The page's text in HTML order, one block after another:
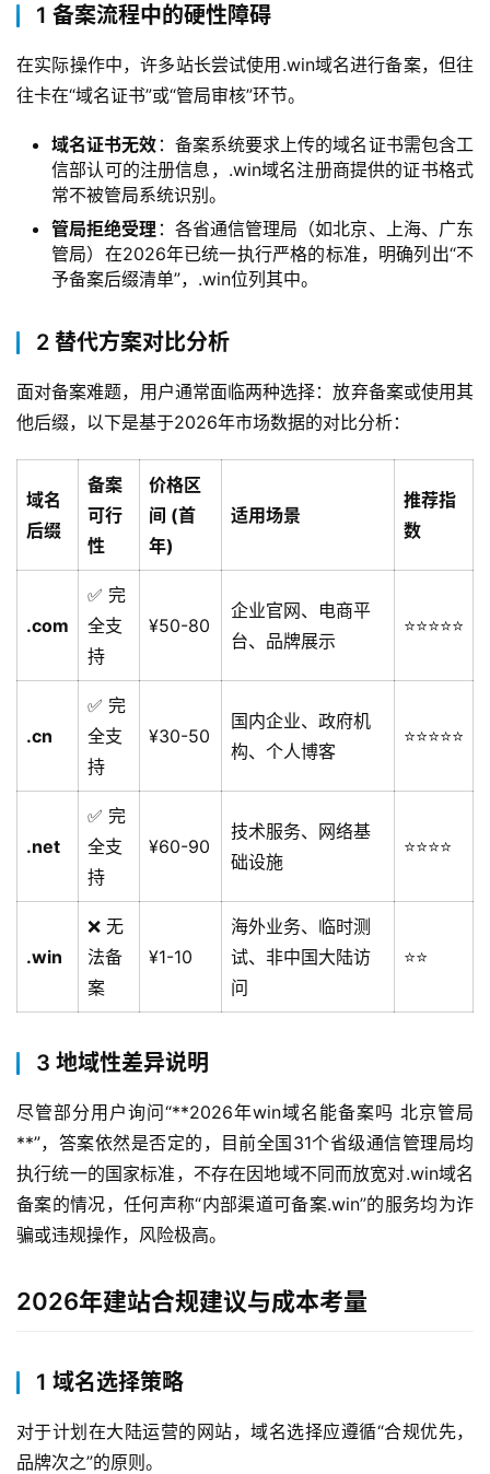
1 备案流程中的硬性障碍
在实际操作中，许多站长尝试使用.win域名进行备案，但往
往卡在“域名证书”或“管局审核”环节。
域名证书无效 ：备案系统要求上传的域名证书需包含工
信部认可的注册信息，.win域名注册商提供的证书格式
常不被管局系统识别。
管局拒绝受理 ：各省通信管理局（如北京、上海、广东
管局）在2026年已统一执行严格的标准，明确列出“不
予备案后缀清单”，.win位列其中。
2 替代方案对比分析
面对备案难题，用户通常面临两种选择：放弃备案或使用其
他后缀，以下是基于2026年市场数据的对比分析：
域名
后缀
备案
可行
性
价格区
间 (首
年)
适用场景
推荐指
数
.com
✅ 完
全支
持
¥50-80
企业官网、电商平
台、品牌展示
⭐⭐⭐⭐⭐
.cn
✅ 完
全支
持
¥30-50
国内企业、政府机
构、个人博客
⭐⭐⭐⭐⭐
.net
✅ 完
全支
持
¥60-90
技术服务、网络基
础设施
⭐⭐⭐⭐
.win
❌ 无
法备
案
¥1-10
海外业务、临时测
试、非中国大陆访
问
⭐⭐
3 地域性差异说明
尽管部分用户询问“**2026年win域名能备案吗 北京管局
**”，答案依然是否定的，目前全国31个省级通信管理局均
执行统一的国家标准，不存在因地域不同而放宽对.win域名
备案的情况，任何声称“内部渠道可备案.win”的服务均为诈
骗或违规操作，风险极高。
2026年建站合规建议与成本考量
1 域名选择策略
对于计划在大陆运营的网站，域名选择应遵循“合规优先，
品牌次之”的原则。